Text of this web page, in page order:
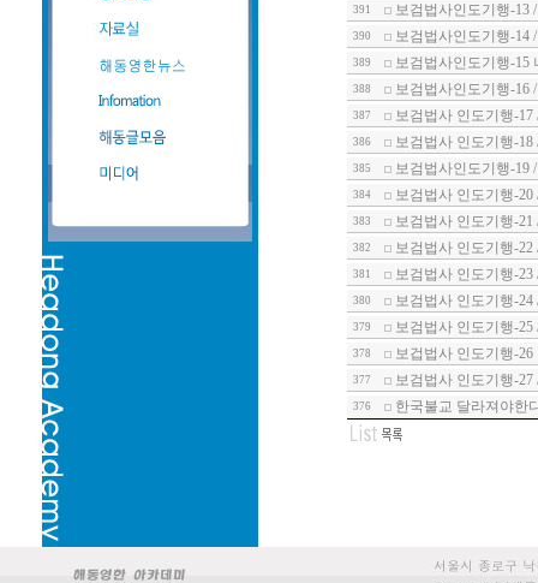
391 보검법사인도기행-13
390 보검법사인도기행-14
389 보검법사인도기행-15
388 보검법사인도기행-16
387 보검법사 인도기행-
386 보검법사 인도기행-
385 보검법사인도기행-19
384 보검법사 인도기행-
383 보검법사 인도기행-
382 보검법사 인도기행-
381 보검법사 인도기행-
380 보검법사 인도기행-
379 보검법사 인도기행-
378 보겁법사 인도기행-26
377 보검법사 인도기행-
376 한국불교 달라져야한